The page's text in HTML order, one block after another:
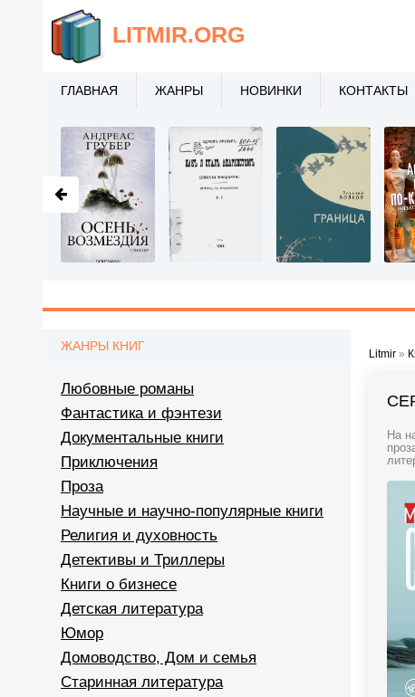
Litmir »
На
ЖАНРЫ КНИГ
Любовные романы
Фантастика и фэнтези
Документальные книги
Приключения
Проза
Научные и научно-популярные книги
Религия и духовность
Детективы и Триллеры
Книги о бизнесе
Детская литература
Юмор
Домоводство, Дом и семья
Старинная литература
LITMIR.ORG
ГЛАВНАЯ ЖАНРЫ НОВИНКИ КОНТАКТЫ